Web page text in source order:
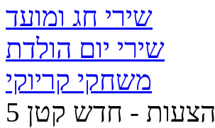
שירי חג ומועד
שירי יום הולדת
משחקי קריוקי
5 הצעות - חדש קטן